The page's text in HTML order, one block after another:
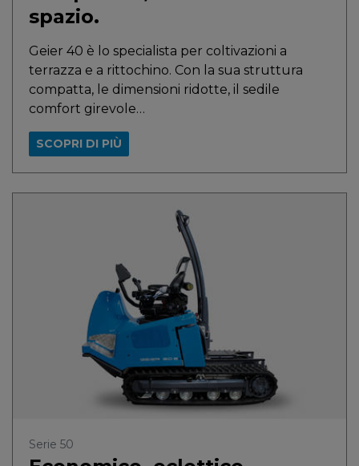
spazio.
Geier 40 è lo specialista per coltivazioni a
terrazza e a rittochino. Con la sua struttura
compatta, le dimensioni ridotte, il sedile
comfort girevole…
SCOPRI DI PIÙ
Serie 50